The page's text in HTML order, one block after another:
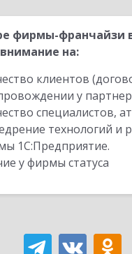
фирмы-франчайзи
на:
клиентов
у
специалистов,
технологий и
1С:Предприятие.
у фирмы статуса